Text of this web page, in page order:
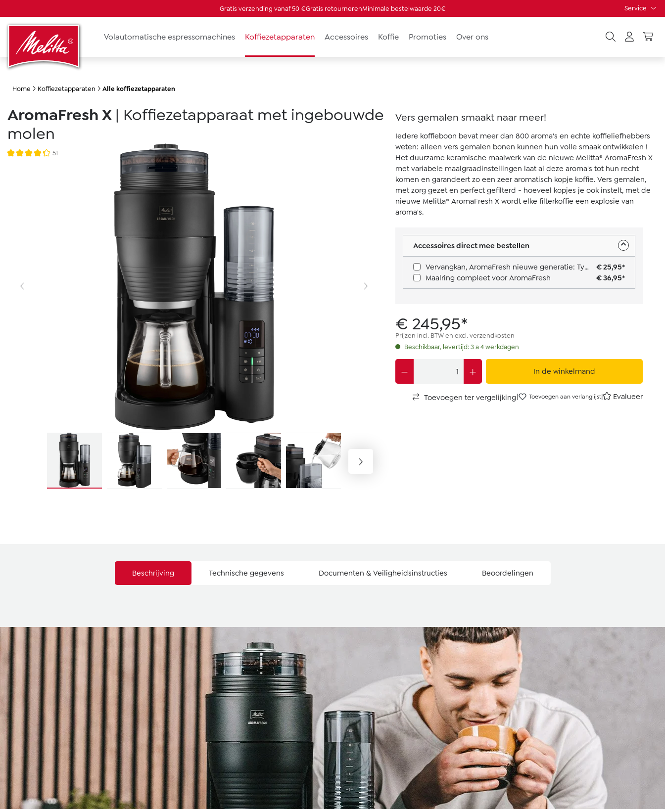
Gratis verzending vanaf 50 €Gratis retournerenMinimale bestelwaarde 20€ Service
Volautomatische espressomachines Koffiezetapparaten Accessoires Koffie Promoties Over ons
Home Koffiezetapparaten Alle koffiezetapparaten
AromaFresh X | Koffiezetapparaat met ingebouwde
molen
Gemiddelde waardering van 4.3 van 5 sterren
51
Afbeeldingengalerij overslaan
Vers gemalen smaakt naar meer!
Iedere koffieboon bevat meer dan 800 aroma's en echte koffieliefhebbers
weten: alleen vers gemalen bonen kunnen hun volle smaak ontwikkelen !
Het duurzame keramische maalwerk van de nieuwe Melitta® AromaFresh X
met variabele maalgraadinstellingen laat al deze aroma's tot hun recht
komen en garandeert zo een zeer aromatisch kopje koffie. Vers gemalen,
met zorg gezet en perfect gefilterd - hoeveel kopjes je ook instelt, met de
nieuwe Melitta® AromaFresh X wordt elke filterkoffie een explosie van
aroma's.
Accessoires direct mee bestellen
Vervangkan, AromaFresh nieuwe generatie: Type 1030-01/02 & 1030-05/06
€ 25,95*
Maalring compleet voor AromaFresh
€ 36,95*
€ 245,95*
Prijzen incl. BTW en excl. verzendkosten
Beschikbaar, levertijd: 3 a 4 werkdagen
In de winkelmand
Toevoegen ter vergelijking| Toevoegen aan verlanglijst| Evalueer
Beschrijving Technische gegevens Documenten & Veiligheidsinstructies Beoordelingen